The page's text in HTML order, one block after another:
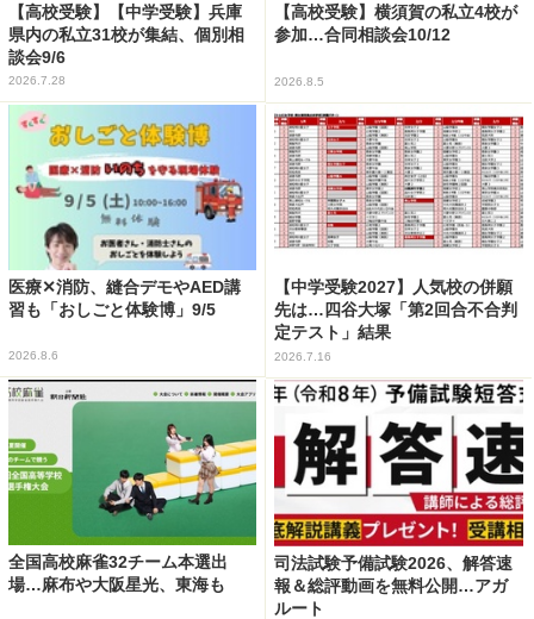
【高校受験】【中学受験】兵庫
県内の私立31校が集結、個別相
談会9/6
2026.7.28
【高校受験】横須賀の私立4校が
参加…合同相談会10/12
2026.8.5
医療✕消防、縫合デモやAED講
習も「おしごと体験博」9/5
2026.8.6
【中学受験2027】人気校の併願
先は…四谷大塚「第2回合不合判
定テスト」結果
2026.7.16
全国高校麻雀32チーム本選出
場…麻布や大阪星光、東海も
司法試験予備試験2026、解答速
報＆総評動画を無料公開…アガ
ルート